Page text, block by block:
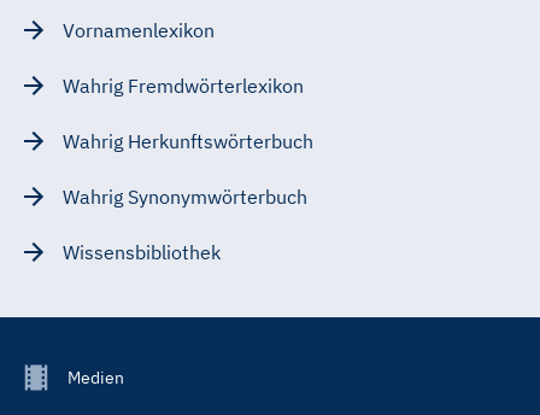
Vornamenlexikon
Wahrig Fremdwörterlexikon
Wahrig Herkunftswörterbuch
Wahrig Synonymwörterbuch
Wissensbibliothek
FooterMedien